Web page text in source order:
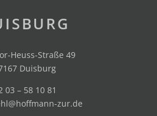
Heuss-Straße 49
Duisburg
03 – 58 10 81
zur.de